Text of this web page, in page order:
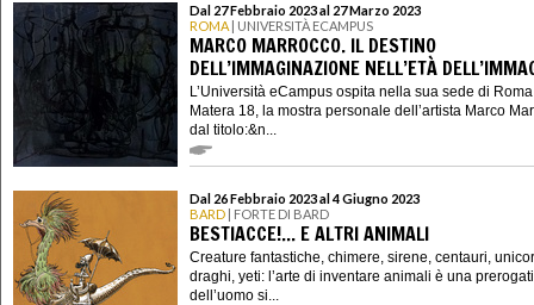
Dal 27 Febbraio 2023 al 27 Marzo 2023
ROMA | UNIVERSITÀ ECAMPUS
MARCO MARROCCO. IL DESTINO
DELL’IMMAGINAZIONE NELL’ETÀ
L’Università eCampus ospita nella sua sede di
Matera 18, la mostra personale dell’artista Marco
dal titolo:&n...
Dal 26 Febbraio 2023 al 4 Giugno 2023
BARD | FORTE DI BARD
BESTIACCE!... E ALTRI ANIMALI
Creature fantastiche, chimere, sirene, centauri,
draghi, yeti: l’arte di inventare animali è una
dell’uomo si...